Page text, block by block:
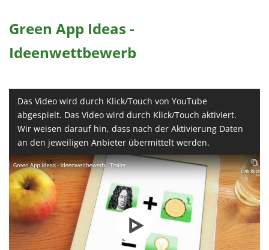
Green App Ideas -
Ideenwettbewerb
Das Video wird durch Klick/Touch von YouTube
abgespielt. Das Video wird durch Klick/Touch aktiviert.
Wir weisen darauf hin, dass nach der Aktivierung Daten
an den jeweiligen Anbieter übermittelt werden.